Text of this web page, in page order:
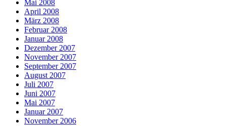
Mai 2008
April 2008
März 2008
Februar 2008
Januar 2008
Dezember 2007
November 2007
September 2007
August 2007
Juli 2007
Juni 2007
Mai 2007
Januar 2007
November 2006